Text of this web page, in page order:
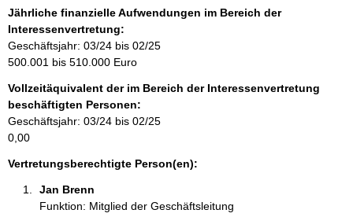
f
o
r
m
t
i
o
n
e
Jährliche finanzielle Aufwendungen im Bereich der
Interessenvertretung:
Geschäftsjahr: 03/24 bis 02/25
500.001 bis 510.000 Euro
Vollzeitäquivalent der im Bereich der Interessenvertretung
beschäftigten Personen:
Geschäftsjahr: 03/24 bis 02/25
0,00
Vertretungsberechtigte Person(en):
Jan Brenn
Funktion: Mitglied der Geschäftsleitung